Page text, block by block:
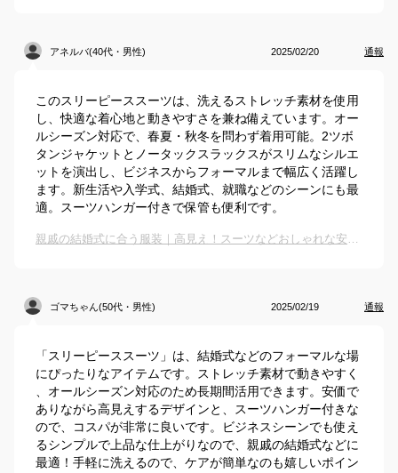
アネルバ(40代・男性) 2025/02/20 通報
このスリーピーススーツは、洗えるストレッチ素材を使用
し、快適な着心地と動きやすさを兼ね備えています。オー
ルシーズン対応で、春夏・秋冬を問わず着用可能。2ツボ
タンジャケットとノータックスラックスがスリムなシルエ
ットを演出し、ビジネスからフォーマルまで幅広く活躍し
ます。新生活や入学式、結婚式、就職などのシーンにも最
適。スーツハンガー付きで保管も便利です。
親戚の結婚式に合う服装｜高見え！スーツなどおしゃれな安いファッションアイテムのおすすめは？
ゴマちゃん(50代・男性) 2025/02/19 通報
「スリーピーススーツ」は、結婚式などのフォーマルな場
にぴったりなアイテムです。ストレッチ素材で動きやすく
、オールシーズン対応のため長期間活用できます。安価で
ありながら高見えするデザインと、スーツハンガー付きな
ので、コスパが非常に良いです。ビジネスシーンでも使え
るシンプルで上品な仕上がりなので、親戚の結婚式などに
最適！手軽に洗えるので、ケアが簡単なのも嬉しいポイン